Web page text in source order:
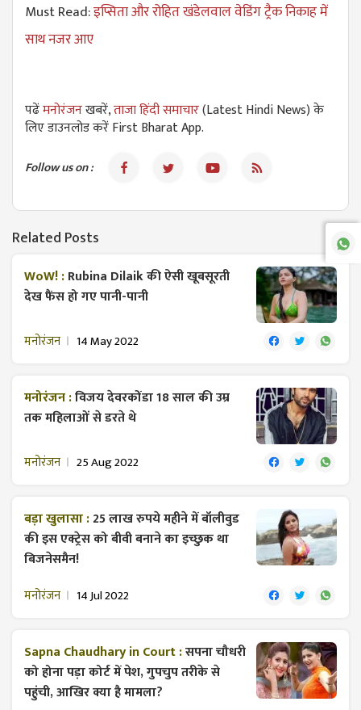
Must Read:इप्सिता और रोहित खंडेलवाल वेडिंग ट्रैक निकाह में
साथ नजर आए
पढेंमनोरंजनखबरें,ताजा हिंदी समाचार(Latest Hindi News) के
लिए डाउनलोड करें First Bharat App.
Follow us on :
Related Posts
WoW! :Rubina Dilaik की ऐसी खूबसूरती
देख फैंस हो गए पानी-पानी
मनोरंजन 14 May 2022
मनोरंजन :विजय देवरकोंडा 18 साल की उम्र
तक महिलाओं से डरते थे
मनोरंजन 25 Aug 2022
बड़ा खुलासा :25 लाख रुपये महीने में बॉलीवुड
की इस एक्ट्रेस को बीवी बनाने का इच्छुक था
बिजनेसमैन!
मनोरंजन 14 Jul 2022
Sapna Chaudhary in Court :सपना चौधरी
को होना पड़ा कोर्ट में पेश, गुपचुप तरीके से
पहुंची, आखिर क्या है मामला?